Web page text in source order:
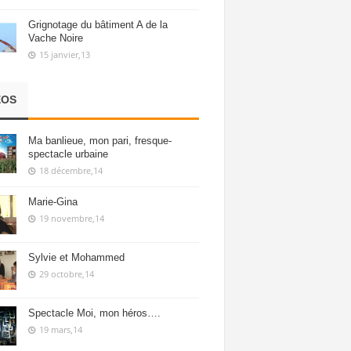
Grignotage du bâtiment A de la
Vache Noire
15 janvier,13
Ma banlieue, mon pari, fresque-
spectacle urbaine
18 décembre,14
Marie-Gina
19 novembre,14
Sylvie et Mohammed
29 octobre,14
Spectacle Moi, mon héros….
19 mars,14